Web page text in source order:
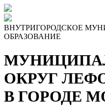
Skip
to
the
content
ВНУТРИГОРОДСКОЕ
ОБРАЗОВАНИЕ
ОКРУГ
В ГОРОДЕ